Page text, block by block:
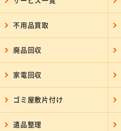
不用品買取
廃品回収
家電回収
ゴミ屋敷片付け
遺品整理